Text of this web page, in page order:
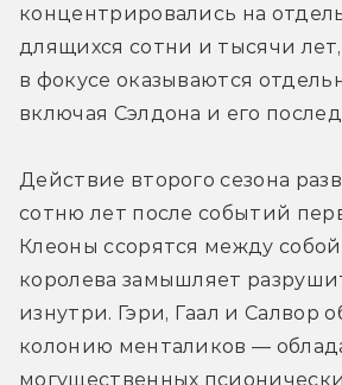
концентрировались на
длящихся сотни и тысячи
в фокусе оказываются
включая Сэлдона и его
Действие второго сезона
сотню лет после событий
Клеоны ссорятся между
королева замышляет
изнутри. Гэри, Гаал и Салвор
колонию менталиков —
могущественных